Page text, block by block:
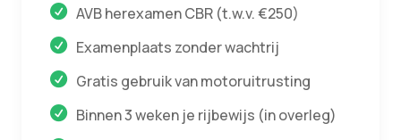
AVB herexamen CBR (t.w.v. €250)
Examenplaats zonder wachtrij
Gratis gebruik van motoruitrusting
Binnen 3 weken je rijbewijs (in overleg)